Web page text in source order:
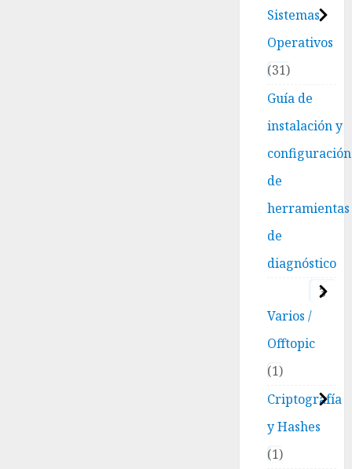
Sistemas
Operativos
31
Guía de
instalación y
configuración
de
herramientas
de
diagnóstico
3
Varios /
Offtopic
1
Criptografía
y Hashes
1